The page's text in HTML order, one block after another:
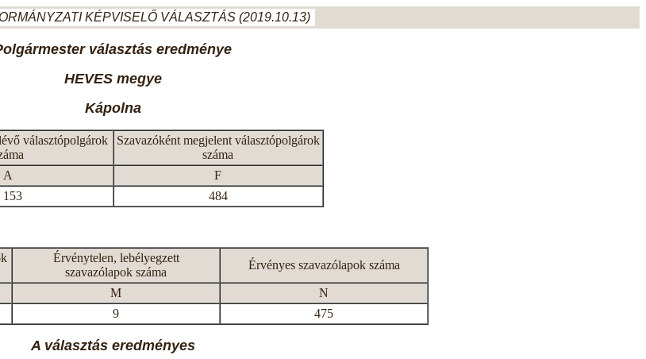
KÉPVISELŐ VÁLASZTÁS (2019.10.13)
választás eredménye
HEVES megye
Kápolna
választópolgárok
Szavazóként megjelent választópolgárok
száma
A
F
153
484
Érvénytelen, lebélyegzett
szavazólapok száma
Érvényes szavazólapok száma
M
N
9 475
A választás eredményes